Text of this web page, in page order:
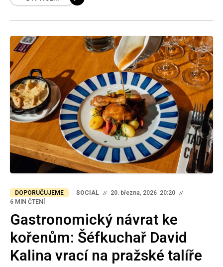
DOPORUČUJEME SOCIAL
20. března, 2026 20:20
6 MIN ČTENÍ
Gastronomický návrat ke
kořenům: Šéfkuchař David
Kalina vrací na pražské talíře